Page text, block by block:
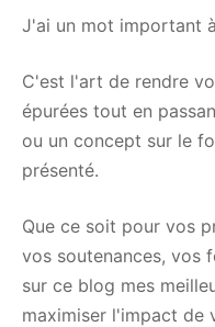
J'ai un mot important
C'est l'art de rendre
épurées tout en
ou un concept sur le
présenté.
Que ce soit pour vos
vos soutenances, vos
sur ce blog mes
maximiser l'impact de